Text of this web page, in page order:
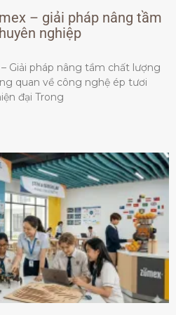
– giải pháp nâng tầm
nghiệp
Giải pháp nâng tầm chất lượng
quan về công nghệ ép tươi
đại Trong